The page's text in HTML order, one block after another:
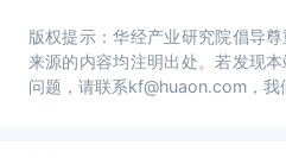
版权提示：华经产业研究院倡导
来源的内容均注明出处。若发现
问题，请联系kf@huaon.com，我